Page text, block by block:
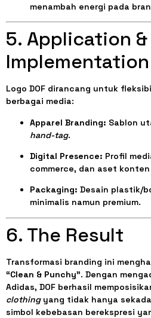
menambah energi pada
5. Application &
Implementation
Logo DOF dirancang untuk
berbagai media:
Apparel Branding: Sablon
hand-tag.
Digital Presence: Profil
commerce, dan aset
Packaging: Desain plastik/
minimalis namun premium.
6. The Result
Transformasi branding ini
“Clean & Punchy”. Dengan
Adidas, DOF berhasil
clothingyang tidak hanya
simbol kebebasan berekspresi